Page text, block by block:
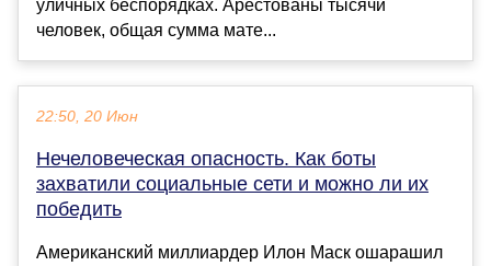
уличных беспорядках. Арестованы тысячи
человек, общая сумма мате...
22:50, 20 Июн
Нечеловеческая опасность. Как боты
захватили социальные сети и можно ли их
победить
Американский миллиардер Илон Маск ошарашил